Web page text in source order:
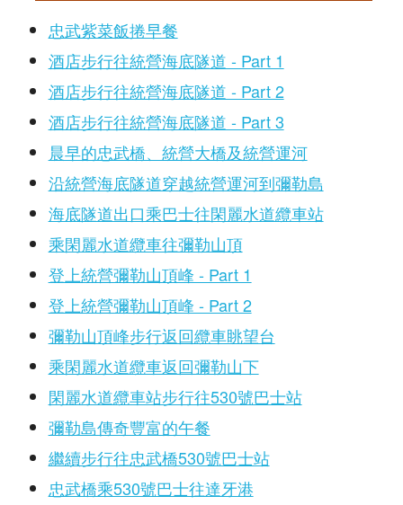
忠武紫菜飯捲早餐
酒店步行往統營海底隧道 - Part 1
酒店步行往統營海底隧道 - Part 2
酒店步行往統營海底隧道 - Part 3
晨早的忠武橋、統營大橋及統營運河
沿統營海底隧道穿越統營運河到彌勒島
海底隧道出口乘巴士往閑麗水道纜車站
乘閑麗水道纜車往彌勒山頂
登上統營彌勒山頂峰 - Part 1
登上統營彌勒山頂峰 - Part 2
彌勒山頂峰步行返回纜車眺望台
乘閑麗水道纜車返回彌勒山下
閑麗水道纜車站步行往530號巴士站
彌勒島傳奇豐富的午餐
繼續步行往忠武橋530號巴士站
忠武橋乘530號巴士往達牙港